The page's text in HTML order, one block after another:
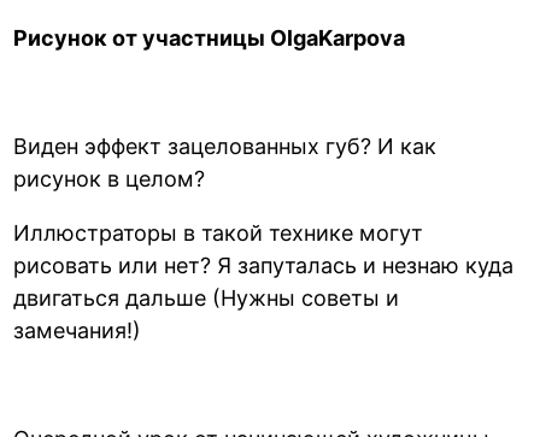
Рисунок от участницы OlgaKarpova
Виден эффект зацелованных губ? И как
рисунок в целом?
Иллюстраторы в такой технике могут
рисовать или нет? Я запуталась и незнаю куда
двигаться дальше (Нужны советы и
замечания!)